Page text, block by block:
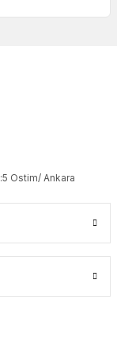
Ostim/ Ankara